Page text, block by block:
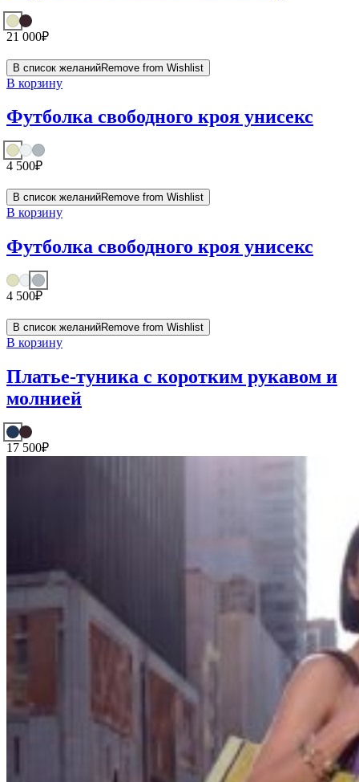
21 000₽
В список желанийRemove from Wishlist
В корзину
Футболка свободного кроя унисекс
4 500₽
В список желанийRemove from Wishlist
В корзину
Футболка свободного кроя унисекс
4 500₽
В список желанийRemove from Wishlist
В корзину
Платье-туника с коротким рукавом и
молнией
17 500₽